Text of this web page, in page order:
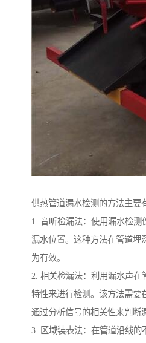
供热管道漏水检测的方法主要
1. 音听检漏法：使用漏水检测
漏水位置。这种方法在管道埋
为有效。
2. 相关检漏法：利用漏水声在
特性来进行检测。该方法需要
通过分析信号的相关性来判断
3. 区域装表法：在管道沿线的